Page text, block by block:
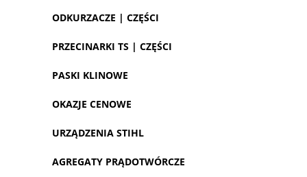
ODKURZACZE | CZĘŚCI
PRZECINARKI TS | CZĘŚCI
PASKI KLINOWE
OKAZJE CENOWE
URZĄDZENIA STIHL
AGREGATY PRĄDOTWÓRCZE